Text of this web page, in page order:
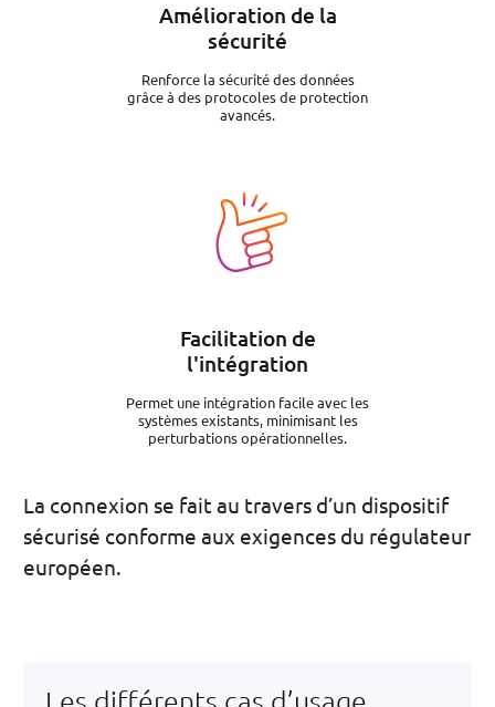
Amélioration de la
sécurité
Renforce la sécurité des données
grâce à des protocoles de protection
avancés.
Image
Facilitation de
l'intégration
Permet une intégration facile avec les
systèmes existants, minimisant les
perturbations opérationnelles.
La connexion se fait au travers d’un dispositif
sécurisé conforme aux exigences du régulateur
européen.
Les différents cas d’usage